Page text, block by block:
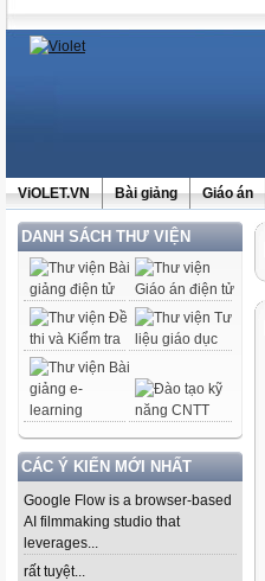
ViOLET.VN Bài giảng Giáo án
DANH SÁCH THƯ VIỆN
CÁC Ý KIẾN MỚI NHẤT
Google Flow is a browser-based
AI filmmaking studio that
leverages...
rất tuyệt...